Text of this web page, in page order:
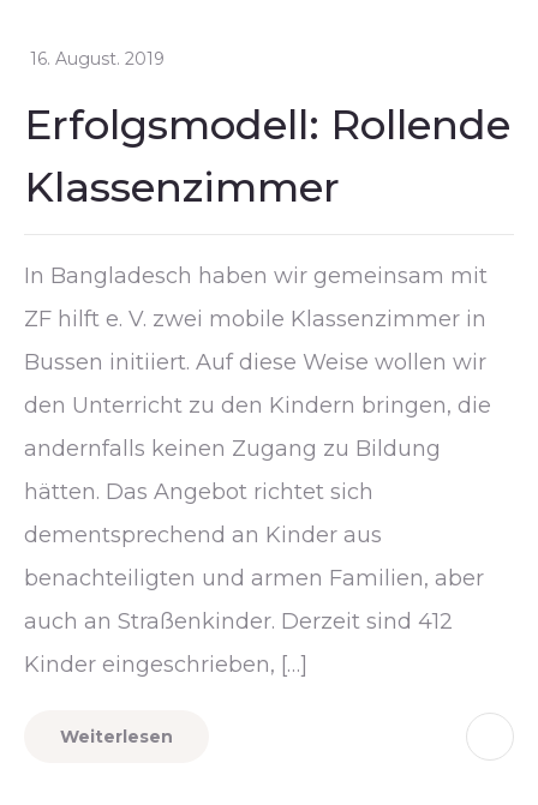
16. August. 2019
Erfolgsmodell: Rollende
Klassenzimmer
In Bangladesch haben wir gemeinsam mit
ZF hilft e. V. zwei mobile Klassenzimmer in
Bussen initiiert. Auf diese Weise wollen wir
den Unterricht zu den Kindern bringen, die
andernfalls keinen Zugang zu Bildung
hätten. Das Angebot richtet sich
dementsprechend an Kinder aus
benachteiligten und armen Familien, aber
auch an Straßenkinder. Derzeit sind 412
Kinder eingeschrieben, […]
Weiterlesen